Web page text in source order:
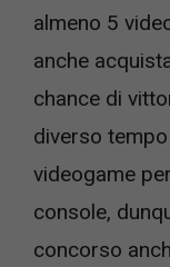
almeno 5
anche
chance di
diverso
videogame
console,
concorso